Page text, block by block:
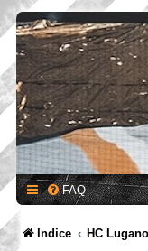
FAQ
Indice HC Lugano